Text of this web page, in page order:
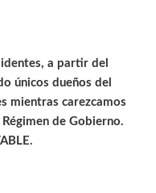
a partir del
únicos dueños del
mientras carezcamos
de Gobierno.